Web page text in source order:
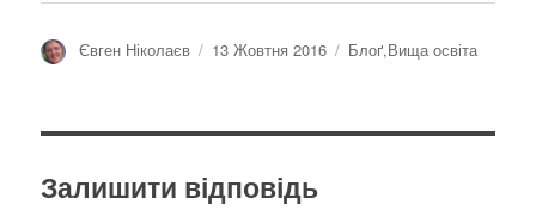
Автор
Євген Ніколаєв Оприлюднено
13 Жовтня 2016 Категорії
Блоґ,Вища освіта
Залишити відповідь